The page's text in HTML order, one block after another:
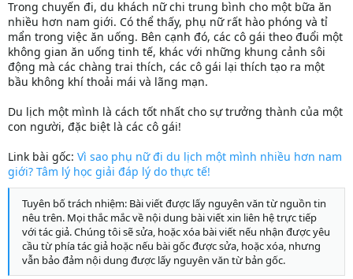
Trong chuyến đi, du khách nữ chi trung bình cho một bữa ăn
nhiều hơn nam giới. Có thể thấy, phụ nữ rất hào phóng và tỉ
mẩn trong việc ăn uống. Bên cạnh đó, các cô gái theo đuổi một
không gian ăn uống tinh tế, khác với những khung cảnh sôi
động mà các chàng trai thích, các cô gái lại thích tạo ra một
bầu không khí thoải mái và lãng mạn.
Du lịch một mình là cách tốt nhất cho sự trưởng thành của một
con người, đặc biệt là các cô gái!
Link bài gốc: Vì sao phụ nữ đi du lịch một mình nhiều hơn nam
giới? Tâm lý học giải đáp lý do thực tế!
Tuyên bố trách nhiệm: Bài viết được lấy nguyên văn từ nguồn tin
nêu trên. Mọi thắc mắc về nội dung bài viết xin liên hệ trực tiếp
với tác giả. Chúng tôi sẽ sửa, hoặc xóa bài viết nếu nhận được yêu
cầu từ phía tác giả hoặc nếu bài gốc được sửa, hoặc xóa, nhưng
vẫn bảo đảm nội dung được lấy nguyên văn từ bản gốc.